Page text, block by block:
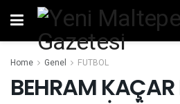
Home Genel FUTBOL
BEHRAM KAÇAR